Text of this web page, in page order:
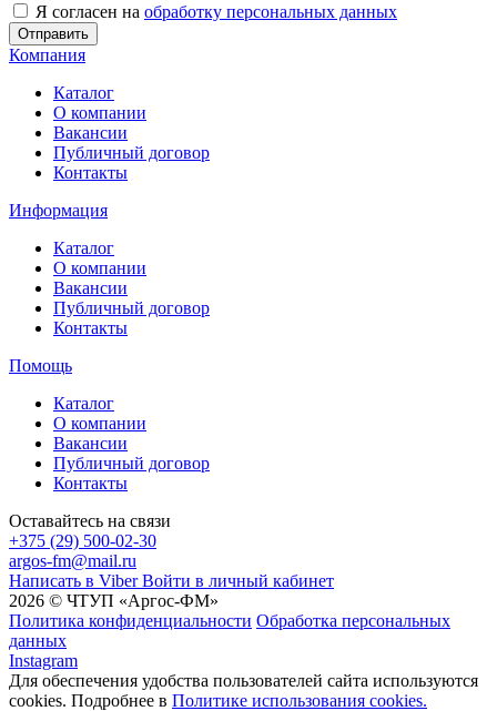
Я согласен на обработку персональных данных
Отправить
Компания
Каталог
О компании
Вакансии
Публичный договор
Контакты
Информация
Каталог
О компании
Вакансии
Публичный договор
Контакты
Помощь
Каталог
О компании
Вакансии
Публичный договор
Контакты
Оставайтесь на связи
+375 (29) 500-02-30
argos-fm@mail.ru
Написать в Viber Войти в личный кабинет
2026 © ЧТУП «Аргос-ФМ»
Политика конфиденциальности Обработка персональных
данных
Instagram
Для обеспечения удобства пользователей сайта используются
cookies. Подробнее в Политике использования cookies.